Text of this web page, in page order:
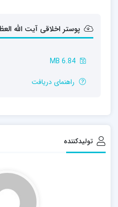
پوستر اخلاقی آیت الله
6.84 MB
راهنمای دریافت
تولیدکننده